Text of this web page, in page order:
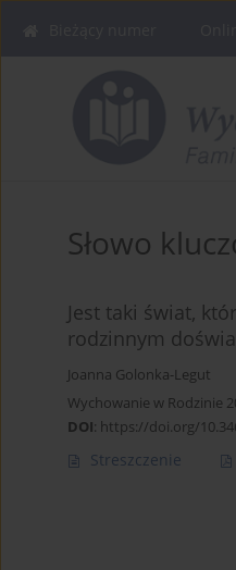
Słowo
Jest taki świat,
rodzinnym
Joanna Golonka-Legut
Wychowanie w Rodzinie
DOI: https://doi.org/
Streszczenie